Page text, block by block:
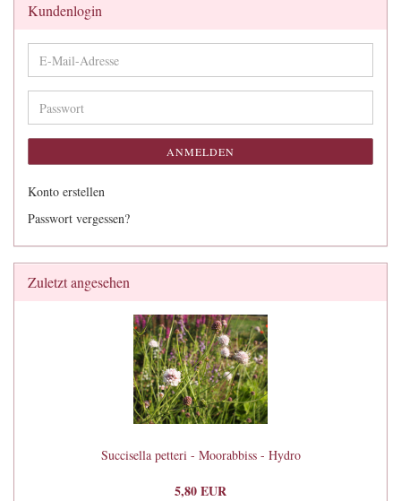
Kundenlogin
E-
Mail-
Adresse
Passwort
ANMELDEN
Konto erstellen
Passwort vergessen?
Zuletzt angesehen
Succisella petteri - Moorabbiss - Hydro
5,80 EUR